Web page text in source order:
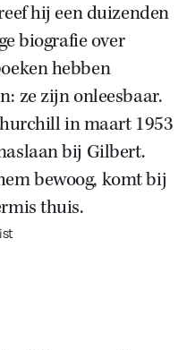
hij een duizenden
biografie over
hebben
ze zijn onleesbaar.
in maart 1953
bij Gilbert.
bewoog, komt bij
thuis.